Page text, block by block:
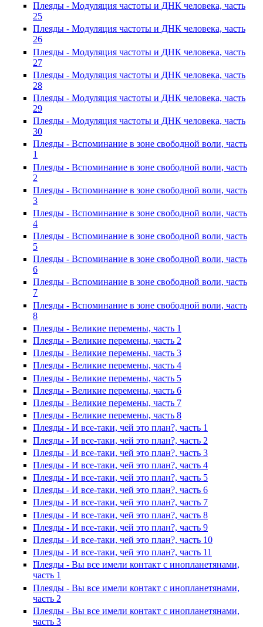
Плеяды - Модуляция частоты и ДНК человека, часть
25
Плеяды - Модуляция частоты и ДНК человека, часть
26
Плеяды - Модуляция частоты и ДНК человека, часть
27
Плеяды - Модуляция частоты и ДНК человека, часть
28
Плеяды - Модуляция частоты и ДНК человека, часть
29
Плеяды - Модуляция частоты и ДНК человека, часть
30
Плеяды - Вспоминание в зоне свободной воли, часть
1
Плеяды - Вспоминание в зоне свободной воли, часть
2
Плеяды - Вспоминание в зоне свободной воли, часть
3
Плеяды - Вспоминание в зоне свободной воли, часть
4
Плеяды - Вспоминание в зоне свободной воли, часть
5
Плеяды - Вспоминание в зоне свободной воли, часть
6
Плеяды - Вспоминание в зоне свободной воли, часть
7
Плеяды - Вспоминание в зоне свободной воли, часть
8
Плеяды - Великие перемены, часть 1
Плеяды - Великие перемены, часть 2
Плеяды - Великие перемены, часть 3
Плеяды - Великие перемены, часть 4
Плеяды - Великие перемены, часть 5
Плеяды - Великие перемены, часть 6
Плеяды - Великие перемены, часть 7
Плеяды - Великие перемены, часть 8
Плеяды - И все-таки, чей это план?, часть 1
Плеяды - И все-таки, чей это план?, часть 2
Плеяды - И все-таки, чей это план?, часть 3
Плеяды - И все-таки, чей это план?, часть 4
Плеяды - И все-таки, чей это план?, часть 5
Плеяды - И все-таки, чей это план?, часть 6
Плеяды - И все-таки, чей это план?, часть 7
Плеяды - И все-таки, чей это план?, часть 8
Плеяды - И все-таки, чей это план?, часть 9
Плеяды - И все-таки, чей это план?, часть 10
Плеяды - И все-таки, чей это план?, часть 11
Плеяды - Вы все имели контакт с инопланетянами,
часть 1
Плеяды - Вы все имели контакт с инопланетянами,
часть 2
Плеяды - Вы все имели контакт с инопланетянами,
часть 3